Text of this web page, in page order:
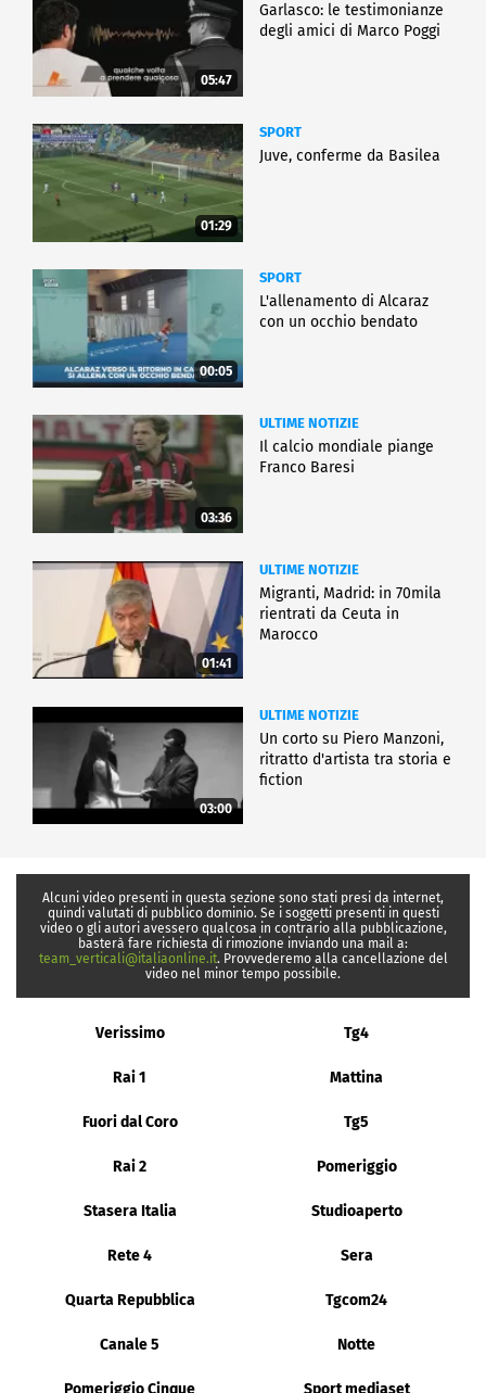
05:47
Garlasco: le testimonianze
degli amici di Marco Poggi
01:29
SPORT
Juve, conferme da Basilea
00:05
SPORT
L'allenamento di Alcaraz
con un occhio bendato
03:36
ULTIME NOTIZIE
Il calcio mondiale piange
Franco Baresi
01:41
ULTIME NOTIZIE
Migranti, Madrid: in 70mila
rientrati da Ceuta in
Marocco
03:00
ULTIME NOTIZIE
Un corto su Piero Manzoni,
ritratto d'artista tra storia e
fiction
Alcuni video presenti in questa sezione sono stati presi da internet,
quindi valutati di pubblico dominio. Se i soggetti presenti in questi
video o gli autori avessero qualcosa in contrario alla pubblicazione,
basterà fare richiesta di rimozione inviando una mail a:
team_verticali@italiaonline.it. Provvederemo alla cancellazione del
video nel minor tempo possibile.
Verissimo Tg4
Rai 1 Mattina
Fuori dal Coro Tg5
Rai 2 Pomeriggio
Stasera Italia Studioaperto
Rete 4 Sera
Quarta Repubblica Tgcom24
Canale 5 Notte
Pomeriggio Cinque Sport mediaset